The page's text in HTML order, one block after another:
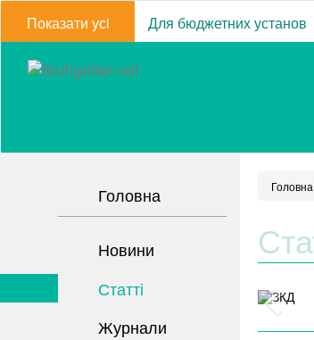
Показати усi Для бюджетних установ
Головна
Новини
Статті
Журнали
Головна